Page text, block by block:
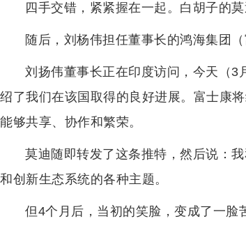
四手交错，紧紧握在一起。白胡子的
随后，刘杨伟担任董事长的鸿海集团
刘扬伟董事长正在印度访问，今天（3
绍了我们在该国取得的良好进展。富士康
能够共享、协作和繁荣。
莫迪随即转发了这条推特，然后说：
和创新生态系统的各种主题。
但4个月后，当初的笑脸，变成了一脸